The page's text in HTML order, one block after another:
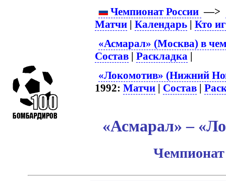
Чемпионат России —>
Матчи |Календарь |Кто
«Асмарал» (Москва) в
Состав |Раскладка |
«Локомотив» (Нижний
1992:Матчи | Состав |
«Асмарал» –
Чемпионат